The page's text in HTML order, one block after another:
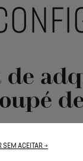
SEM ACEITAR →